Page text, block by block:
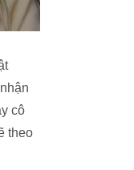
cô
theo